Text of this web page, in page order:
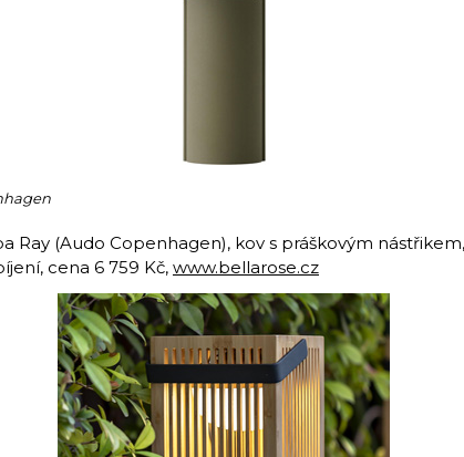
Ray (Audo Copenhagen), kov s práškovým
cena 6 759 Kč, www.bellarose.cz